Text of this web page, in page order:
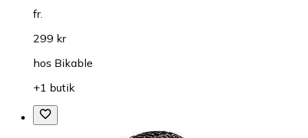
fr.
299 kr
hos Bikable
+1 butik